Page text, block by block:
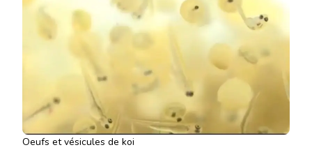
Oeufs et vésicules de koi